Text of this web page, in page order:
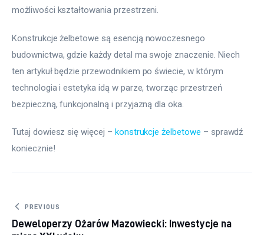
możliwości kształtowania przestrzeni.
Konstrukcje żelbetowe są esencją nowoczesnego
budownictwa, gdzie każdy detal ma swoje znaczenie. Niech
ten artykuł będzie przewodnikiem po świecie, w którym
technologia i estetyka idą w parze, tworząc przestrzeń
bezpieczną, funkcjonalną i przyjazną dla oka.
Tutaj dowiesz się więcej – konstrukcje żelbetowe – sprawdź
koniecznie!
Nawigacja wpisu
PREVIOUS
Deweloperzy Ożarów Mazowiecki: Inwestycje na